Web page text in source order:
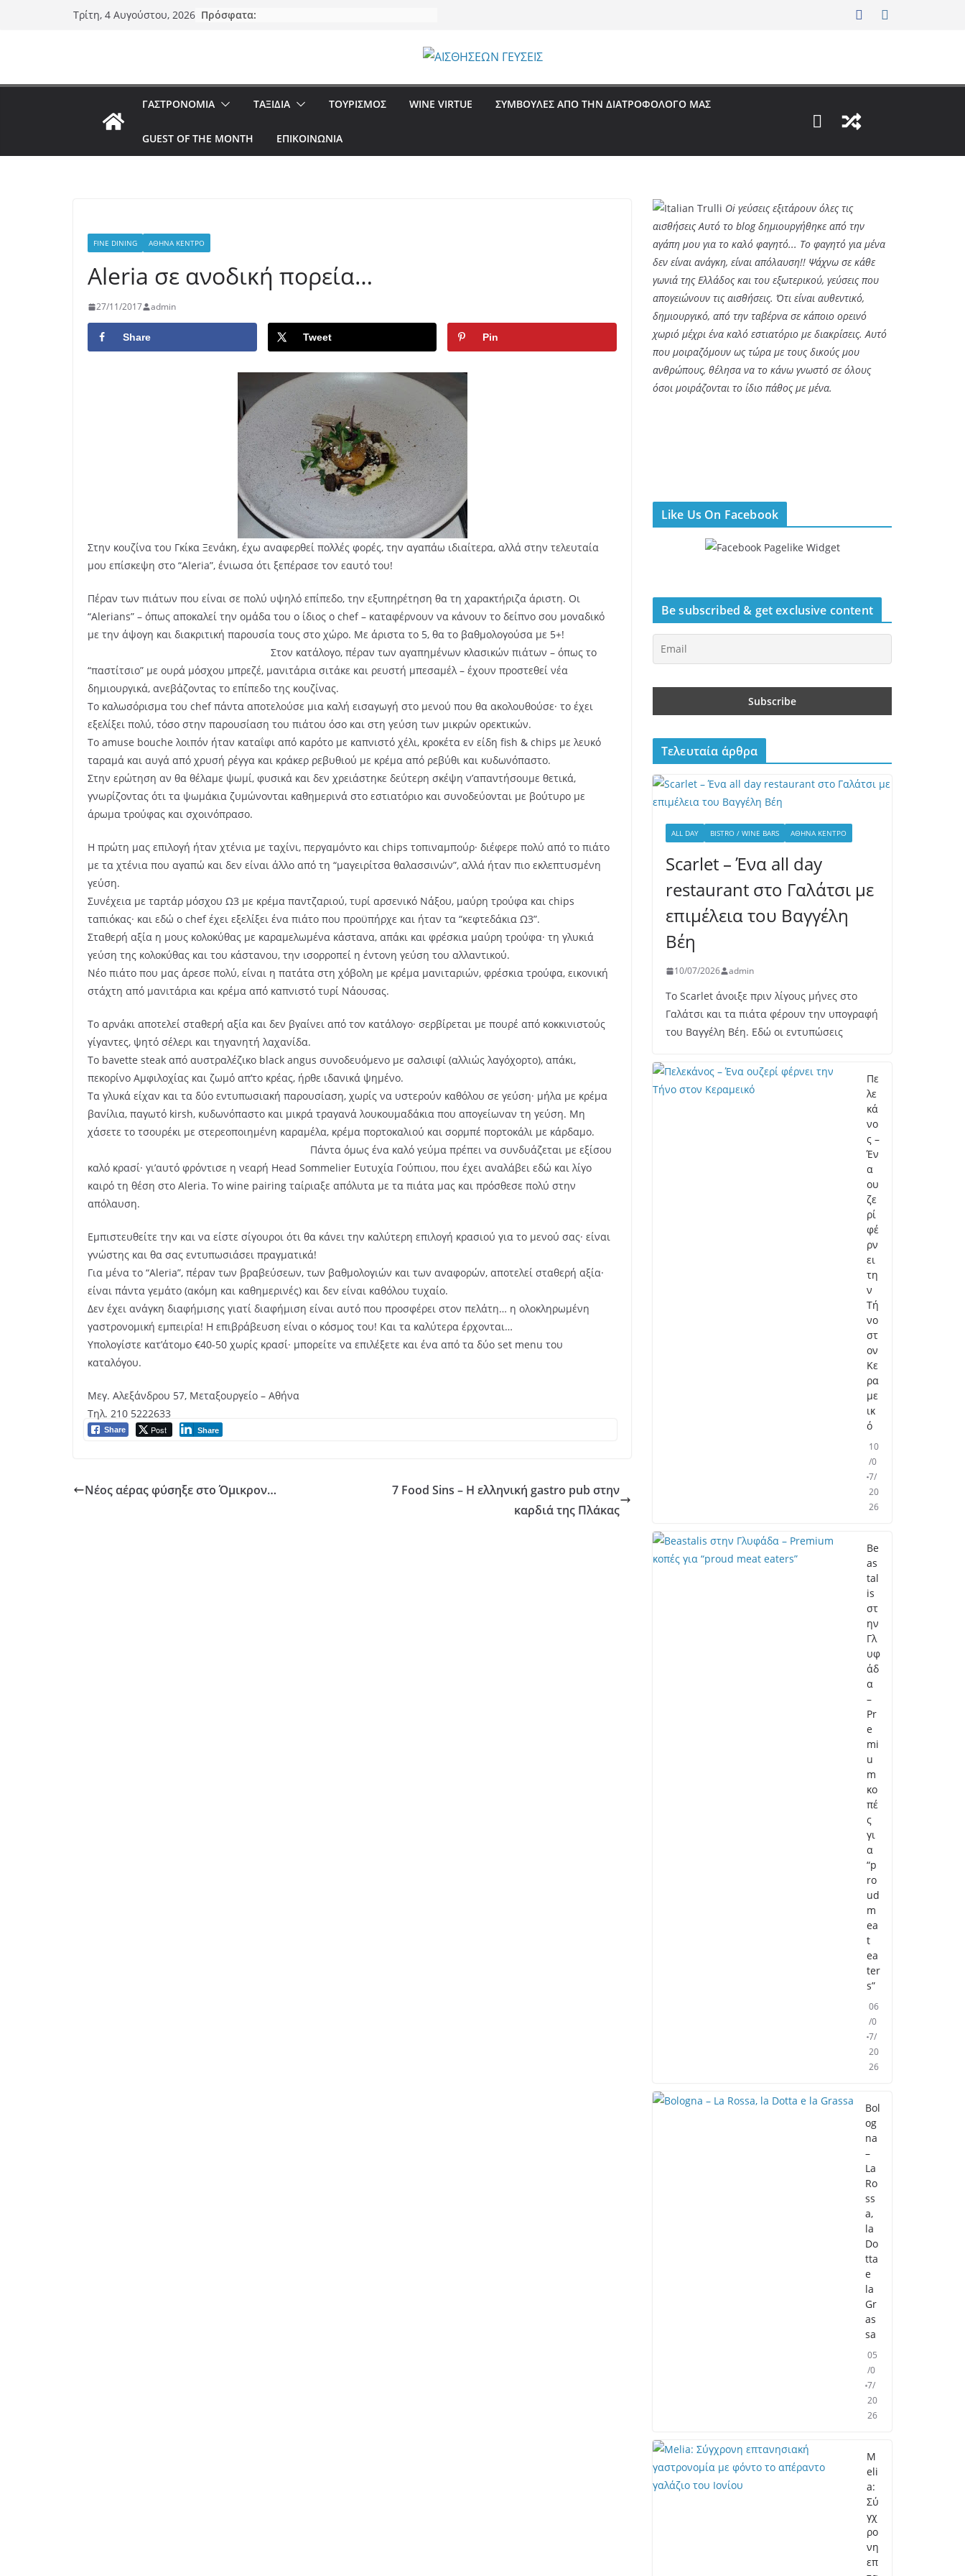
Τρίτη, 4 Αυγούστου, 2026 Πρόσφατα:
ΓΑΣΤΡΟΝΟΜΙΑ ΤΑΞΙΔΙΑ ΤΟΥΡΙΣΜΟΣ WINE VIRTUE ΣΥΜΒΟΥΛΕΣ ΑΠΟ ΤΗΝ ΔΙΑΤΡΟΦΟΛΟΓΟ ΜΑΣ
GUEST OF THE MONTH ΕΠΙΚΟΙΝΩΝΙΑ
FINE DINING ΑΘΉΝΑ ΚΈΝΤΡΟ
Aleria σε ανοδική πορεία…
27/11/2017 admin
Share Tweet Pin
Στην κουζίνα του Γκίκα Ξενάκη, έχω αναφερθεί πολλές φορές, την αγαπάω ιδιαίτερα, αλλά στην τελευταία
μου επίσκεψη στο “Aleria”, ένιωσα ότι ξεπέρασε τον εαυτό του!
Πέραν των πιάτων που είναι σε πολύ υψηλό επίπεδο, την εξυπηρέτηση θα τη χαρακτήριζα άριστη. Οι
“Alerians” – όπως αποκαλεί την ομάδα του ο ίδιος ο chef – καταφέρνουν να κάνουν το δείπνο σου μοναδικό
με την άψογη και διακριτική παρουσία τους στο χώρο. Με άριστα το 5, θα το βαθμολογούσα με 5+!
Στον κατάλογο, πέραν των αγαπημένων κλασικών πιάτων – όπως το
“παστίτσιο” με ουρά μόσχου μπρεζέ, μανιτάρια σιτάκε και ρευστή μπεσαμέλ – έχουν προστεθεί νέα
δημιουργικά, ανεβάζοντας το επίπεδο της κουζίνας.
Το καλωσόρισμα του chef πάντα αποτελούσε μια καλή εισαγωγή στο μενού που θα ακολουθούσε· το έχει
εξελίξει πολύ, τόσο στην παρουσίαση του πιάτου όσο και στη γεύση των μικρών ορεκτικών.
Το amuse bouche λοιπόν ήταν καταΐφι από καρότο με καπνιστό χέλι, κροκέτα εν είδη fish & chips με λευκό
ταραμά και αυγά από χρυσή ρέγγα και κράκερ ρεβυθιού με κρέμα από ρεβύθι και κυδωνόπαστο.
Στην ερώτηση αν θα θέλαμε ψωμί, φυσικά και δεν χρειάστηκε δεύτερη σκέψη ν’απαντήσουμε θετικά,
γνωρίζοντας ότι τα ψωμάκια ζυμώνονται καθημερινά στο εστιατόριο και συνοδεύονται με βούτυρο με
άρωμα τρούφας και σχοινόπρασο.
Η πρώτη μας επιλογή ήταν χτένια με ταχίνι, περγαμόντο και chips τοπιναμπούρ· διέφερε πολύ από το πιάτο
με τα χτένια που αγαπώ και δεν είναι άλλο από τη “μαγειρίτσα θαλασσινών”, αλλά ήταν πιο εκλεπτυσμένη
γεύση.
Συνέχεια με ταρτάρ μόσχου Ω3 με κρέμα παντζαριού, τυρί αρσενικό Νάξου, μαύρη τρούφα και chips
ταπιόκας· και εδώ ο chef έχει εξελίξει ένα πιάτο που προϋπήρχε και ήταν τα “κεφτεδάκια Ω3”.
Σταθερή αξία η μους κολοκύθας με καραμελωμένα κάστανα, απάκι και φρέσκια μαύρη τρούφα· τη γλυκιά
γεύση της κολοκύθας και του κάστανου, την ισορροπεί η έντονη γεύση του αλλαντικού.
Νέο πιάτο που μας άρεσε πολύ, είναι η πατάτα στη χόβολη με κρέμα μανιταριών, φρέσκια τρούφα, εικονική
στάχτη από μανιτάρια και κρέμα από καπνιστό τυρί Νάουσας.
Το αρνάκι αποτελεί σταθερή αξία και δεν βγαίνει από τον κατάλογο· σερβίρεται με πουρέ από κοκκινιστούς
γίγαντες, ψητό σέλερι και τηγανητή λαχανίδα.
Το bavette steak από αυστραλέζικο black angus συνοδευόμενο με σαλσιφί (αλλιώς λαγόχορτο), απάκι,
πεκορίνο Αμφιλοχίας και ζωμό απ’το κρέας, ήρθε ιδανικά ψημένο.
Τα γλυκά είχαν και τα δύο εντυπωσιακή παρουσίαση, χωρίς να υστερούν καθόλου σε γεύση· μήλα με κρέμα
βανίλια, παγωτό kirsh, κυδωνόπαστο και μικρά τραγανά λουκουμαδάκια που απογείωναν τη γεύση. Μη
χάσετε το τσουρέκι με στερεοποιημένη καραμέλα, κρέμα πορτοκαλιού και σορμπέ πορτοκάλι με κάρδαμο.
Πάντα όμως ένα καλό γεύμα πρέπει να συνδυάζεται με εξίσου
καλό κρασί· γι’αυτό φρόντισε η νεαρή Head Sommelier Ευτυχία Γούπιου, που έχει αναλάβει εδώ και λίγο
καιρό τη θέση στο Aleria. Το wine pairing ταίριαξε απόλυτα με τα πιάτα μας και πρόσθεσε πολύ στην
απόλαυση.
Εμπιστευθείτε την και να είστε σίγουροι ότι θα κάνει την καλύτερη επιλογή κρασιού για το μενού σας· είναι
γνώστης και θα σας εντυπωσιάσει πραγματικά!
Για μένα το “Aleria”, πέραν των βραβεύσεων, των βαθμολογιών και των αναφορών, αποτελεί σταθερή αξία·
είναι πάντα γεμάτο (ακόμη και καθημερινές) και δεν είναι καθόλου τυχαίο.
Δεν έχει ανάγκη διαφήμισης γιατί διαφήμιση είναι αυτό που προσφέρει στον πελάτη… η ολοκληρωμένη
γαστρονομική εμπειρία! Η επιβράβευση είναι ο κόσμος του! Και τα καλύτερα έρχονται…
Υπολογίστε κατ’άτομο €40-50 χωρίς κρασί· μπορείτε να επιλέξετε και ένα από τα δύο set menu του
καταλόγου.
Μεγ. Αλεξάνδρου 57, Μεταξουργείο – Αθήνα
Τηλ. 210 5222633
Share Post Share
Νέος αέρας φύσηξε στο Όμικρον…
7 Food Sins – Η ελληνική gastro pub στην
καρδιά της Πλάκας
Oi γεύσεις εξιτάρουν όλες τις
αισθήσεις Αυτό το blog δημιουργήθηκε από την
αγάπη μου για το καλό φαγητό... Tο φαγητό για μένα
δεν είναι ανάγκη, είναι απόλαυση!! Ψάχνω σε κάθε
γωνιά της Ελλάδος και του εξωτερικού, γεύσεις που
απογειώνουν τις αισθήσεις. Ότι είναι αυθεντικό,
δημιουργικό, από την ταβέρνα σε κάποιο ορεινό
χωριό μέχρι ένα καλό εστιατόριο με διακρίσεις. Αυτό
που μοιραζόμουν ως τώρα με τους δικούς μου
ανθρώπους, θέλησα να το κάνω γνωστό σε όλους
όσοι μοιράζονται το ίδιο πάθος με μένα.
Like Us On Facebook
Be subscribed & get exclusive content
Τελευταία άρθρα
ALL DAY BISTRO / WINE BARS ΑΘΉΝΑ ΚΈΝΤΡΟ
Scarlet – Ένα all day
restaurant στο Γαλάτσι με
επιμέλεια του Βαγγέλη
Βέη
10/07/2026 admin
Το Scarlet άνοιξε πριν λίγους μήνες στο
Γαλάτσι και τα πιάτα φέρουν την υπογραφή
του Βαγγέλη Βέη. Εδώ οι εντυπώσεις
Πε
λε
κά
νο
ς –
Έν
α
ου
ζε
ρί
φέ
ρν
ει
τη
ν
Τή
νο
στ
ον
Κε
ρα
με
ικ
ό
10
/0
7/
20
26
Be
as
tal
is
στ
ην
Γλ
υφ
άδ
α
–
Pr
e
mi
u
m
κο
πέ
ς
γι
α
“p
ro
ud
m
ea
t
ea
ter
s”
06
/0
7/
20
26
Bol
og
na
–
La
Ro
ss
a,
la
Do
tta
e
la
Gr
as
sa
05
/0
7/
20
26
M
eli
a:
Σύ
γχ
ρο
νη
επ